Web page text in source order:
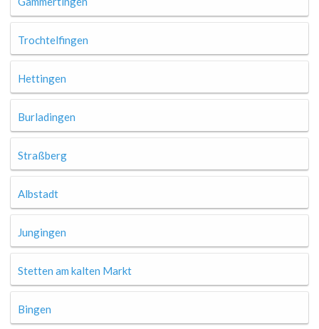
Trochtelfingen
Hettingen
Burladingen
Straßberg
Albstadt
Jungingen
Stetten am kalten Markt
Bingen